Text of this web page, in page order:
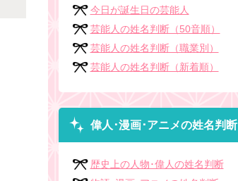
今日が誕生日の芸能人
芸能人の姓名判断（50音順）
芸能人の姓名判断（職業別）
芸能人の姓名判断（新着順）
偉人･漫画･アニメの姓名判断
歴史上の人物･偉人の姓名判断